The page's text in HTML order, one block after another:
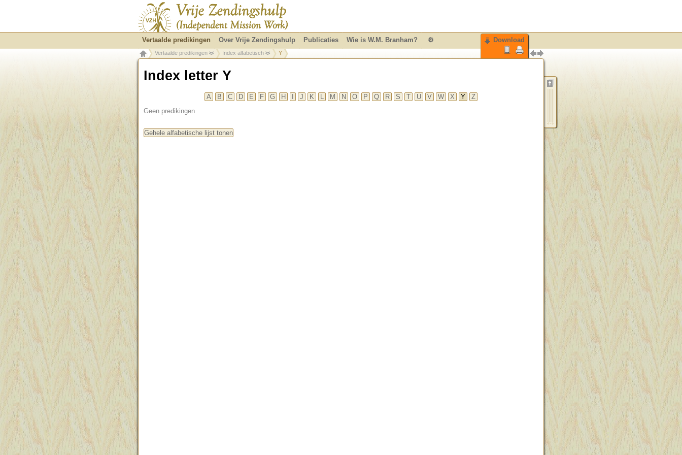
Index letter Y
A B C D E F G H I J K L M N O P Q R S T U V W X Y
Z
Geen predikingen
Gehele alfabetische lijst tonen
Download
Vertaalde predikingen Over Vrije Zendingshulp Publicaties Wie is W.M. Branham? ⚙
Vertaalde predikingen Index alfabetisch Y